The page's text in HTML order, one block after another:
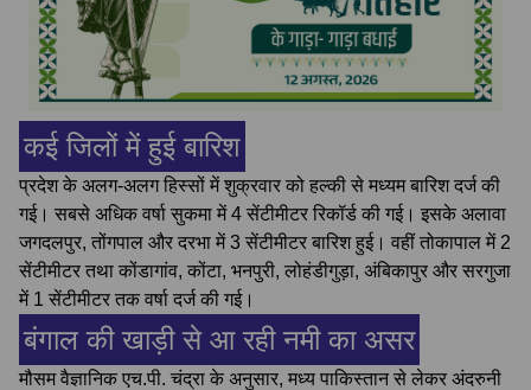
कई जिलों में हुई बारिश
प्रदेश के अलग-अलग हिस्सों में शुक्रवार को हल्की से मध्यम बारिश दर्ज की
गई। सबसे अधिक वर्षा सुकमा में 4 सेंटीमीटर रिकॉर्ड की गई। इसके अलावा
जगदलपुर, तोंगपाल और दरभा में 3 सेंटीमीटर बारिश हुई। वहीं तोकापाल में 2
सेंटीमीटर तथा कोंडागांव, कोंटा, भनपुरी, लोहंडीगुड़ा, अंबिकापुर और सरगुजा
में 1 सेंटीमीटर तक वर्षा दर्ज की गई।
बंगाल की खाड़ी से आ रही नमी का असर
मौसम वैज्ञानिक एच.पी. चंद्रा के अनुसार, मध्य पाकिस्तान से लेकर अंदरुनी